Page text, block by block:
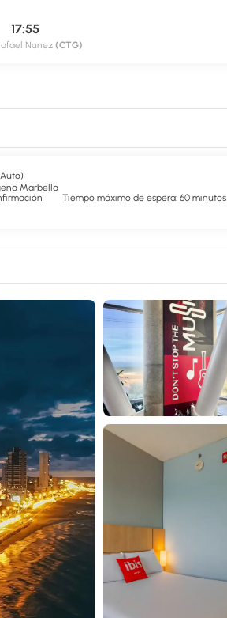
17:55
Nunez (CTG)
Marbella
Tiempo máximo de espera: 60 minutos